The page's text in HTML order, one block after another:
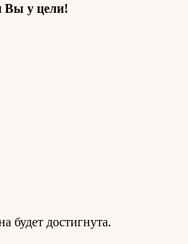
Вы у цели!
будет достигнута.